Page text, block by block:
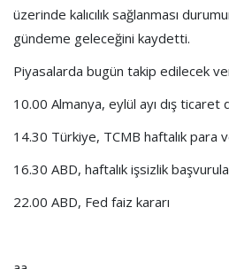
üzerinde kalıcılık sağlanması
gündeme geleceğini kaydetti.
Piyasalarda bugün takip edilecek
10.00 Almanya, eylül ayı dış ticaret
14.30 Türkiye, TCMB haftalık para
16.30 ABD, haftalık işsizlik
22.00 ABD, Fed faiz kararı